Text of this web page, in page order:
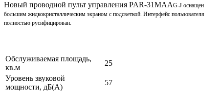
Новый проводной пульт управления PAR-31MAAG-J оснащен
большим жидкокристаллическим экраном с подсветкой. Интерфейс пользователя
полностью русифицирован.
Обслуживаемая площадь,
кв.м
25
Уровень звуковой
мощности, дБ(А)
57